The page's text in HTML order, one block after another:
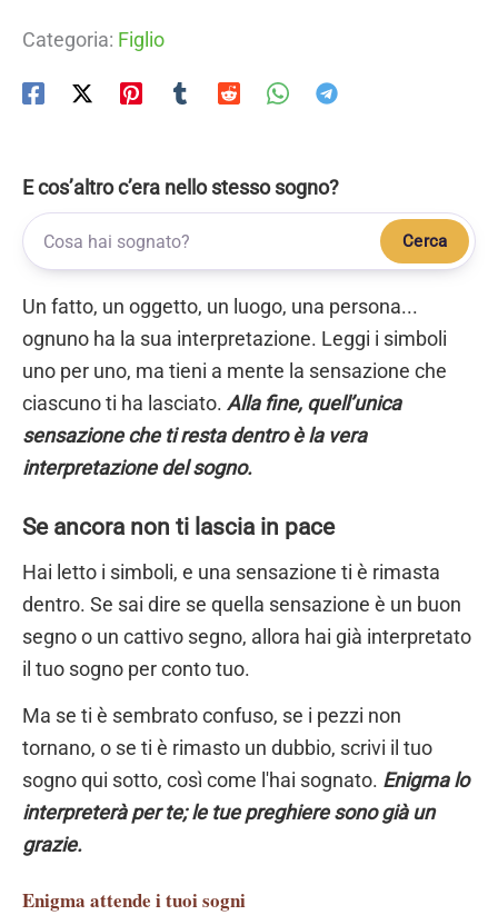
Categoria: Figlio
E cos’altro c’era nello stesso sogno?
Cerca
Un fatto, un oggetto, un luogo, una persona...
ognuno ha la sua interpretazione. Leggi i simboli
uno per uno, ma tieni a mente la sensazione che
ciascuno ti ha lasciato. Alla fine, quell’unica
sensazione che ti resta dentro è la vera
interpretazione del sogno.
Se ancora non ti lascia in pace
Hai letto i simboli, e una sensazione ti è rimasta
dentro. Se sai dire se quella sensazione è un buon
segno o un cattivo segno, allora hai già interpretato
il tuo sogno per conto tuo.
Ma se ti è sembrato confuso, se i pezzi non
tornano, o se ti è rimasto un dubbio, scrivi il tuo
sogno qui sotto, così come l'hai sognato. Enigma lo
interpreterà per te; le tue preghiere sono già un
grazie.
Enigma attende i tuoi sogni